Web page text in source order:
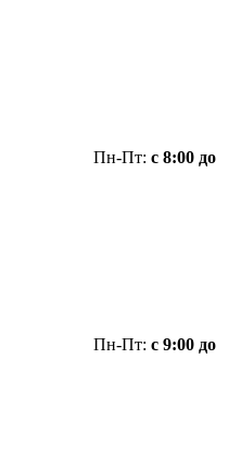
Пн-Пт: с 8:00 до
Пн-Пт: с 9:00 до